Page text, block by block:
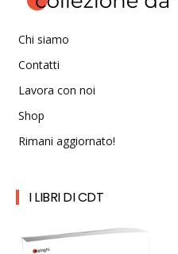
Chi siamo
Contatti
Lavora con noi
Shop
Rimani aggiornato!
I LIBRI DI CDT